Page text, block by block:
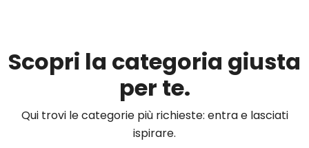
Scopri la categoria giusta
per te.
Qui trovi le categorie più richieste: entra e lasciati
ispirare.